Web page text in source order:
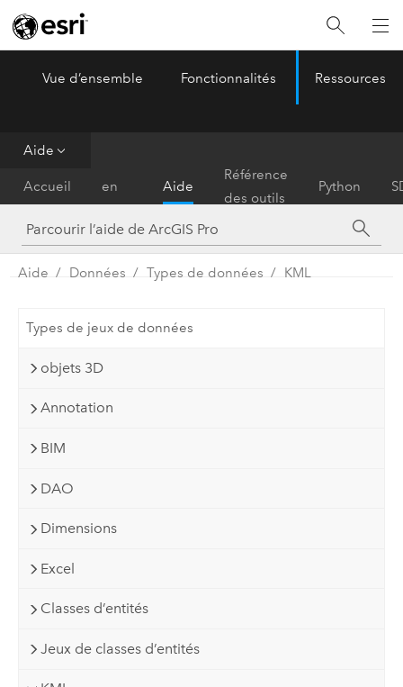
ArcGIS Pro
Vue d’ensemble Fonctionnalités Ressources
Aide
Accueil
en
main
Aide
Référence
des outils
Python
Aide Données Types de données KML
Types de jeux de données
objets 3D
Annotation
BIM
DAO
Dimensions
Excel
Classes d’entités
Jeux de classes d’entités